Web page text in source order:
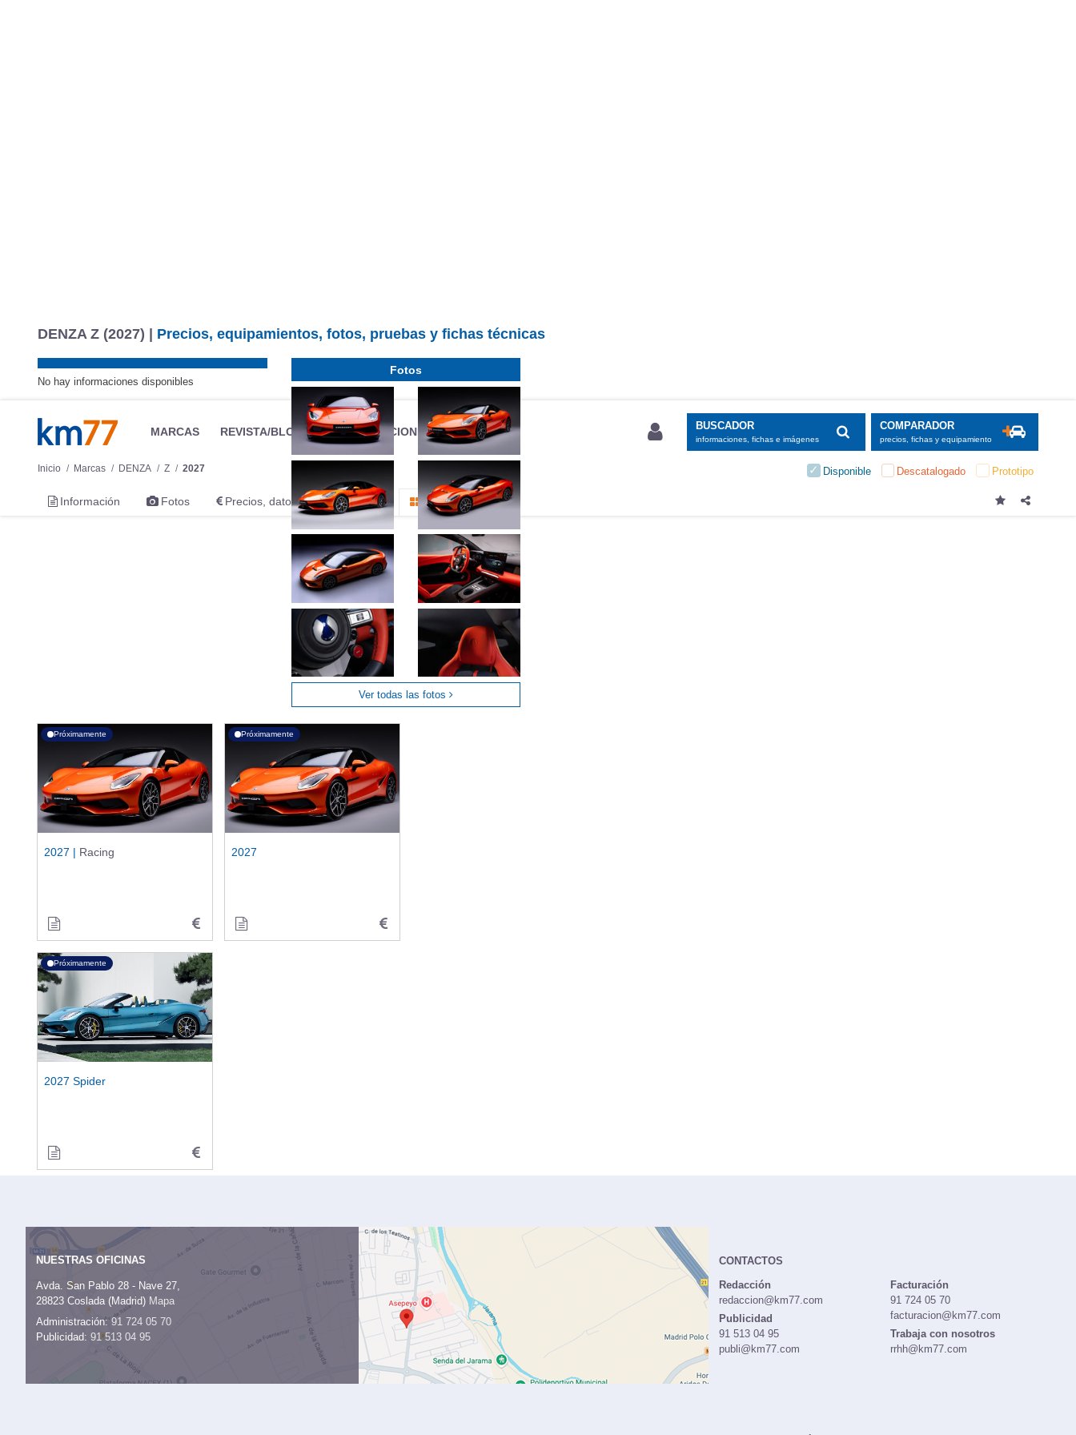
MARCAS REVISTA/BLOG OTRAS SECCIONES BUSCADOR
informaciones, fichas e imágenes
COMPARADOR
precios, fichas y equipamiento
Inicio Marcas DENZA Z 2027 Disponible Descatalogado Prototipo
Información Fotos Precios, datos y equipamientos Todo
DENZA Z (2027) | Precios, equipamientos, fotos, pruebas y fichas técnicas
No hay informaciones disponibles
Fotos
Ver todas las fotos
Próximamente
2027 | Racing
Próximamente
2027
Próximamente
2027 Spider
NUESTRAS OFICINAS
Avda. San Pablo 28 - Nave 27,
28823 Coslada (Madrid) Mapa
Administración:91 724 05 70
Publicidad: 91 513 04 95
CONTACTOS
Redacción
redaccion@km77.com
Publicidad
91 513 04 95
publi@km77.com
Facturación
91 724 05 70
facturacion@km77.com
Trabaja con nosotros
rrhh@km77.com